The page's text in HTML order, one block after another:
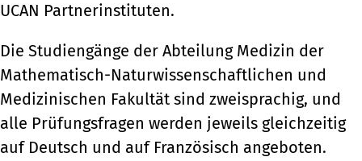
UCAN Partnerinstituten.
Die Studiengänge der Abteilung Medizin der
Mathematisch-Naturwissenschaftlichen und
Medizinischen Fakultät sind zweisprachig, und
alle Prüfungsfragen werden jeweils gleichzeitig
auf Deutsch und auf Französisch angeboten.